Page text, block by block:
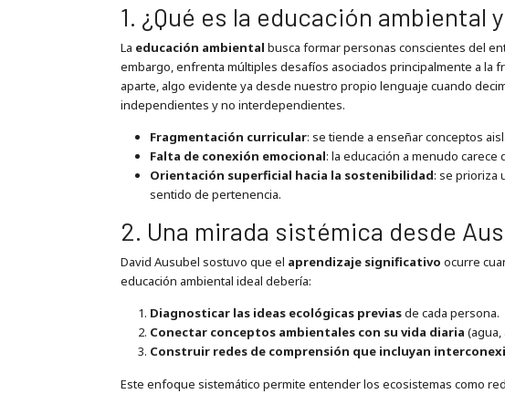
1. ¿Qué es la educación ambiental
La educación ambiental busca formar personas conscientes del
embargo, enfrenta múltiples desafíos asociados principalmente a la
aparte, algo evidente ya desde nuestro propio lenguaje cuando
independientes y no interdependientes.
Fragmentación curricular: se tiende a enseñar conceptos
Falta de conexión emocional: la educación a menudo
Orientación superficial hacia la sostenibilidad: se prioriza
sentido de pertenencia.
2. Una mirada sistémica desde
David Ausubel sostuvo que el aprendizaje significativo ocurre
educación ambiental ideal debería:
Diagnosticar las ideas ecológicas previasde cada persona.
Conectar conceptos ambientales con su vida diaria (agua,
Construir redes de comprensión que incluyan
Este enfoque sistemático permite entender los ecosistemas como